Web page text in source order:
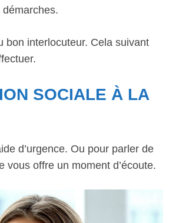
bon interlocuteur. Cela suivant
SOCIALE À LA
d’urgence. Ou pour parler de
vous offre un moment d’écoute.